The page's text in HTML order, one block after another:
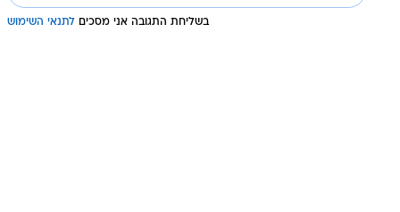
בשליחת התגובה אני מסכים לתנאי השימוש